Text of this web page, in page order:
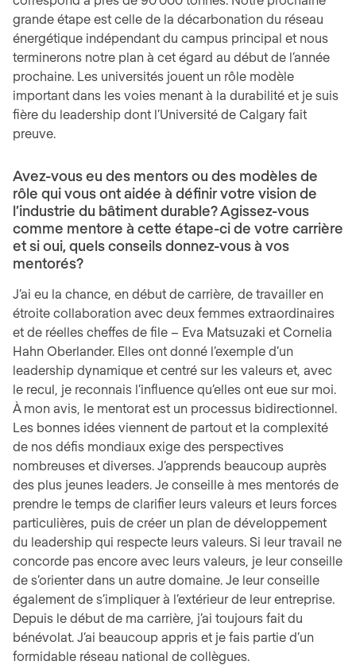
grande étape est celle de la décarbonation du réseau
énergétique indépendant du campus principal et nous
terminerons notre plan à cet égard au début de l’année
prochaine. Les universités jouent un rôle modèle
important dans les voies menant à la durabilité et je suis
fière du leadership dont l’Université de Calgary fait
preuve.
Avez-vous eu des mentors ou des modèles de
rôle qui vous ont aidée à définir votre vision de
l’industrie du bâtiment durable? Agissez-vous
comme mentore à cette étape-ci de votre carrière
et si oui, quels conseils donnez-vous à vos
mentorés?
J’ai eu la chance, en début de carrière, de travailler en
étroite collaboration avec deux femmes extraordinaires
et de réelles cheffes de file – Eva Matsuzaki et Cornelia
Hahn Oberlander. Elles ont donné l’exemple d’un
leadership dynamique et centré sur les valeurs et, avec
le recul, je reconnais l’influence qu’elles ont eue sur moi.
À mon avis, le mentorat est un processus bidirectionnel.
Les bonnes idées viennent de partout et la complexité
de nos défis mondiaux exige des perspectives
nombreuses et diverses. J’apprends beaucoup auprès
des plus jeunes leaders. Je conseille à mes mentorés de
prendre le temps de clarifier leurs valeurs et leurs forces
particulières, puis de créer un plan de développement
du leadership qui respecte leurs valeurs. Si leur travail ne
concorde pas encore avec leurs valeurs, je leur conseille
de s’orienter dans un autre domaine. Je leur conseille
également de s’impliquer à l’extérieur de leur entreprise.
Depuis le début de ma carrière, j’ai toujours fait du
bénévolat. J’ai beaucoup appris et je fais partie d’un
formidable réseau national de collègues.